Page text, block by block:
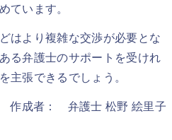
ています。
はより複雑な交渉が必要とな
る弁護士のサポートを受けれ
主張できるでしょう。
作成者： 弁護士 松野 絵里子